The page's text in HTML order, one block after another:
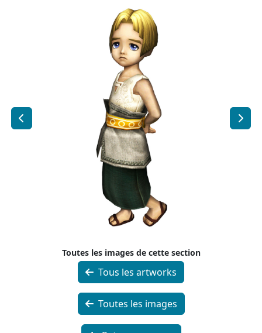
Toutes les images de cette section
Tous les artworks
Toutes les images